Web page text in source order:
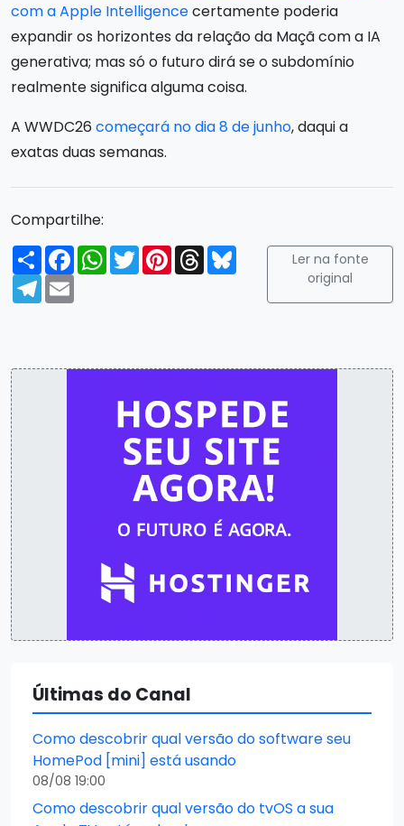
com a Apple Intelligencecertamente poderia
expandir os horizontes da relação da Maçã com a IA
generativa; mas só o futuro dirá se o subdomínio
realmente significa alguma coisa.
A WWDC26 começará no dia 8 de junho, daqui a
exatas duas semanas.
Compartilhe:
Compartilhar
FacebookWhatsApp
TwitterPinterest
ThreadsBluesky
Telegram
Email
Ler na fonte
original
Últimas do Canal
Como descobrir qual versão do software seu
HomePod [mini] está usando
08/08 19:00
Como descobrir qual versão do tvOS a sua